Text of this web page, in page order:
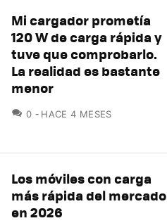
Mi cargador prometía
120 W de carga rápida y
tuve que comprobarlo.
La realidad es bastante
menor
0 COMENTARIOS
HACE 4 MESES
Los móviles con carga
más rápida del mercado
en 2026